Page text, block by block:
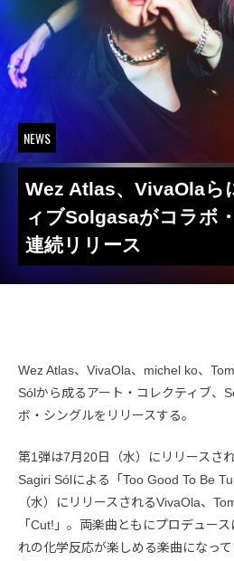
NEWS
Wez Atlas、VivaOlaら
ィブSolgasaがコラボ
連続リリース
Wez Atlas、VivaOla、michel ko、
Sólから成るアート・コレクティブ、
ボ・シングルをリリースする。
第1弾は7月20日（水）にリリースさ
Sagiri Sólによる「Too Good To Be
（水）にリリースされるVivaOla、
「Cut!」。両楽曲ともにプロデュー
れの化学反応が楽しめる楽曲になっ